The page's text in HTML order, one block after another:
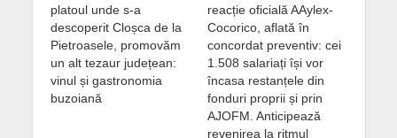
platoul unde s-a
descoperit Cloșca de la
Pietroasele, promovăm
un alt tezaur județean:
vinul și gastronomia
buzoiană
reacție oficială AAylex-
Cocorico, aflată în
concordat preventiv: cei
1.508 salariați își vor
încasa restanțele din
fonduri proprii și prin
AJOFM. Anticipează
revenirea la ritmul